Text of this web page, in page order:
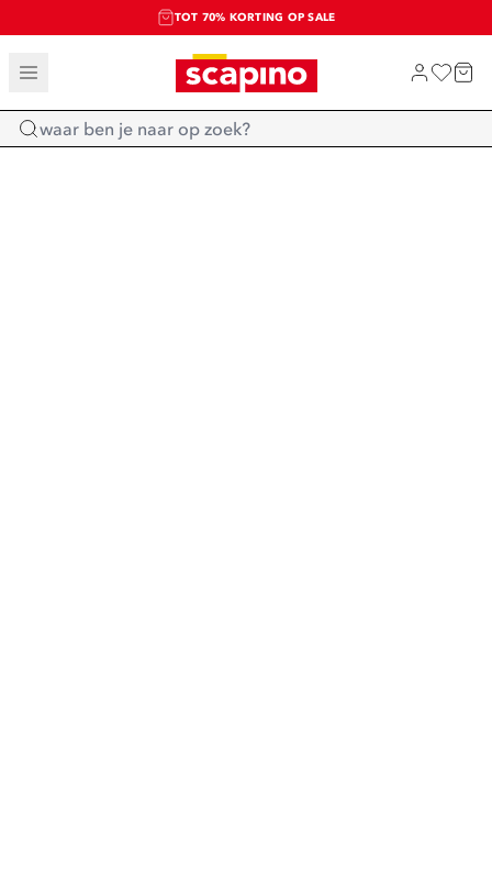
TOT 70% KORTING OP SALE
SALE: LAATSTE KANS!
SHOP NIEUW
Home